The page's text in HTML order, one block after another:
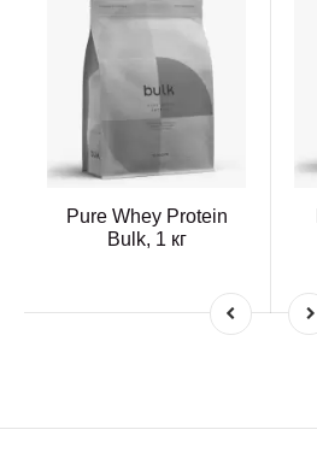
Pure Whey Protein
Bulk, 1 кг